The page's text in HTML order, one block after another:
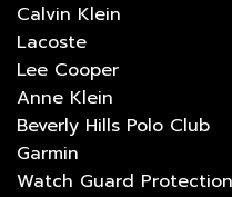
Calvin Klein
Lacoste
Lee Cooper
Anne Klein
Beverly Hills Polo Club
Garmin
Watch Guard